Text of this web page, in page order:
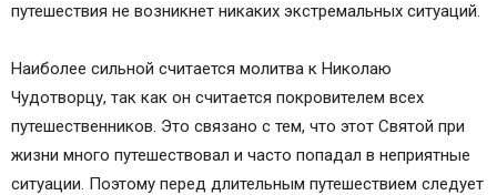
путешествия не возникнет никаких экстремальных ситуаций.
Наиболее сильной считается молитва к Николаю
Чудотворцу, так как он считается покровителем всех
путешественников. Это связано с тем, что этот Святой при
жизни много путешествовал и часто попадал в неприятные
ситуации. Поэтому перед длительным путешествием следует